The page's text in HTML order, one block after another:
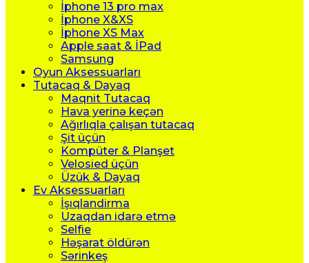
İphone 13 pro max
İphone X&XS
İphone XS Max
Apple saat & İPad
Samsung
Oyun Aksessuarları
Tutacaq & Dayaq
Maqnit Tutacaq
Hava yerinə keçən
Ağırlıqla çalışan tutacaq
Şit üçün
Kompüter & Planşet
Velosied üçün
Üzük & Dayaq
Ev Aksessuarları
İşıqlandirma
Uzaqdan idarə etmə
Selfie
Həşarat öldürən
Sərinkeş